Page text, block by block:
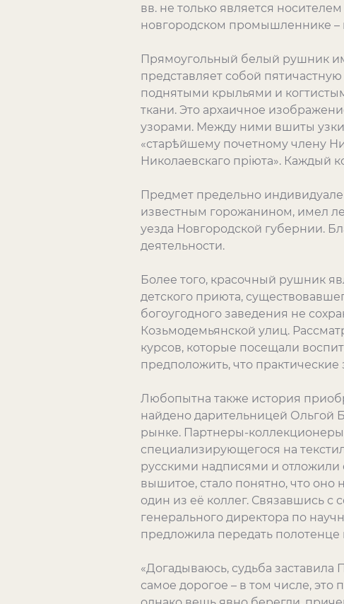
вв. не только является
новгородском промышленнике –
Прямоугольный белый рушник
представляет собой
поднятыми крыльями и
ткани. Это архаичное
узорами. Между ними вшиты
«старѣйшему почетному члену
Николаевскаго пріюта».
Предмет предельно
известным горожанином, имел
уезда Новгородской губернии.
деятельности.
Более того, красочный рушник
детского приюта,
богоугодного заведения не
Козьмодемьянской улиц.
курсов, которые посещали
предположить, что
Любопытна также история
найдено дарительницей Ольгой
рынке. Партнеры-коллекционеры
специализирующегося на
русскими надписями и отложили
вышитое, стало понятно, что оно
один из её коллег. Связавшись
генерального директора по
предложила передать полотенце
«Догадываюсь, судьба
самое дорогое – в том числе, это